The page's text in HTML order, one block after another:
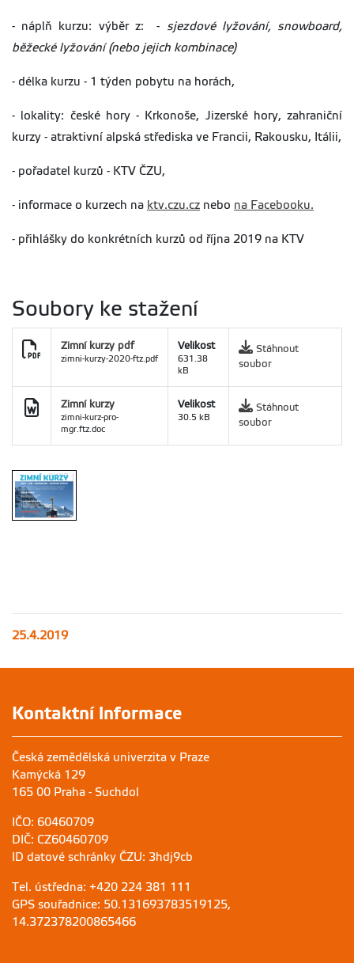
- náplň kurzu: výběr z: - sjezdové lyžování, snowboard,
běžecké lyžování (nebo jejich kombinace)
- délka kurzu - 1 týden pobytu na horách,
- lokality: české hory - Krkonoše, Jizerské hory, zahraniční
kurzy - atraktivní alpská střediska ve Francii, Rakousku, Itálii,
- pořadatel kurzů - KTV ČZU,
- informace o kurzech na ktv.czu.cz nebo na Facebooku.
- přihlášky do konkrétních kurzů od října 2019 na KTV
Soubory ke stažení
Zimní kurzy pdf
zimni-kurzy-2020-ftz.pdf
Velikost
631.38
kB
Stáhnout
soubor
Zimní kurzy
zimni-kurz-pro-
mgr.ftz.doc
Velikost
30.5 kB
Stáhnout
soubor
25.4.2019
Kontaktní informace
Česká zemědělská univerzita v Praze
Kamýcká 129
165 00 Praha - Suchdol
IČO: 60460709
DIČ: CZ60460709
ID datové schránky ČZU: 3hdj9cb
Tel. ústředna: +420 224 381 111
GPS souřadnice: 50.131693783519125,
14.372378200865466